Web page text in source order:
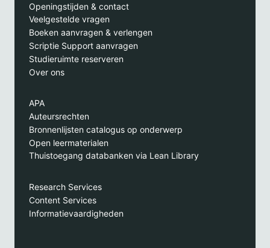
Openingstijden & contact
Veelgestelde vragen
Boeken aanvragen & verlengen
Scriptie Support aanvragen
Studieruimte reserveren
Over ons
APA
Auteursrechten
Bronnenlijsten catalogus op onderwerp
Open leermaterialen
Thuistoegang databanken via Lean Library
Research Services
Content Services
Informatievaardigheden